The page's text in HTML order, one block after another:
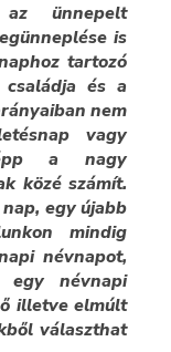
ünnepelt
is
tartozó
és a
nem
vagy
a nagy
közé számít.
egy újabb
mindig
névnapot,
egy névnapi
illetve elmúlt
választhat